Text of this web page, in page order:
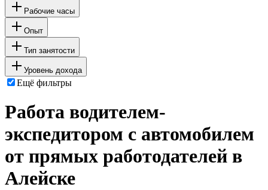
Рабочие часы
Опыт
Тип занятости
Уровень дохода
Ещё фильтры
Работа водителем-
экспедитором с автомобилем
от прямых работодателей в
Алейске